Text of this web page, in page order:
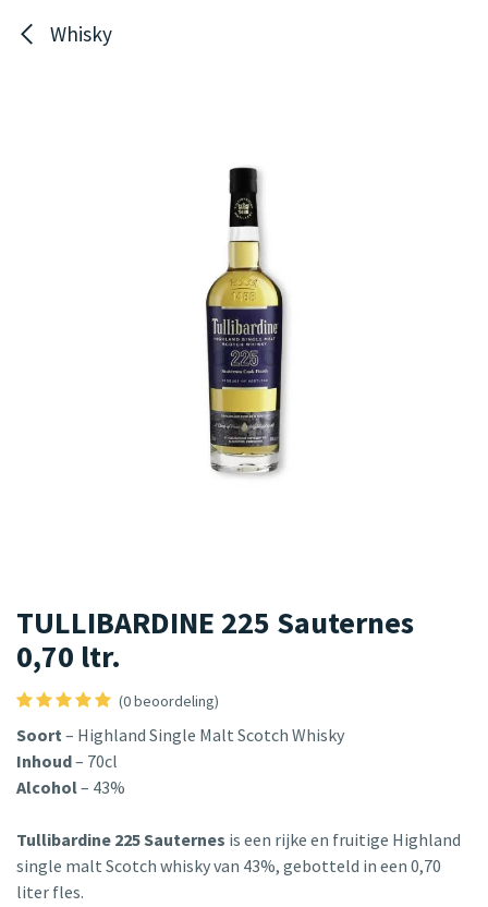
Whisky
TULLIBARDINE 225 Sauternes
0,70 ltr.
(0 beoordeling)
Soort– Highland Single Malt Scotch Whisky
Inhoud– 70cl
Alcohol– 43%
Tullibardine 225 Sauternes is een rijke en fruitige Highland
single malt Scotch whisky van 43%, gebotteld in een 0,70
liter fles.